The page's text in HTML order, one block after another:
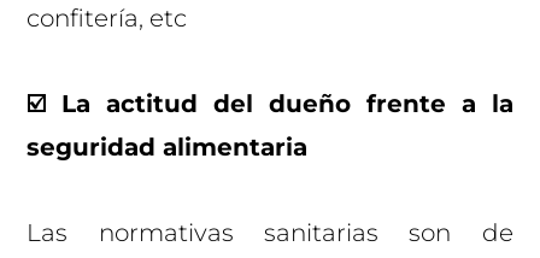
confitería, etc
☑️ La actitud del dueño frente a la
seguridad alimentaria
Las normativas sanitarias son de